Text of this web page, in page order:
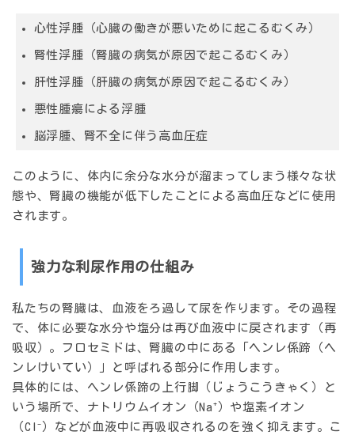
心性浮腫（心臓の働きが悪いために起こるむくみ）
腎性浮腫（腎臓の病気が原因で起こるむくみ）
肝性浮腫（肝臓の病気が原因で起こるむくみ）
悪性腫瘍による浮腫
脳浮腫、腎不全に伴う高血圧症
このように、体内に余分な水分が溜まってしまう様々な状
態や、腎臓の機能が低下したことによる高血圧などに使用
されます。
強力な利尿作用の仕組み
私たちの腎臓は、血液をろ過して尿を作ります。その過程
で、体に必要な水分や塩分は再び血液中に戻されます（再
吸収）。フロセミドは、腎臓の中にある「ヘンレ係蹄（ヘ
ンレけいてい）」と呼ばれる部分に作用します。
具体的には、ヘンレ係蹄の上行脚（じょうこうきゃく）と
いう場所で、ナトリウムイオン（Na⁺）や塩素イオン
（Cl⁻）などが血液中に再吸収されるのを強く抑えます。こ